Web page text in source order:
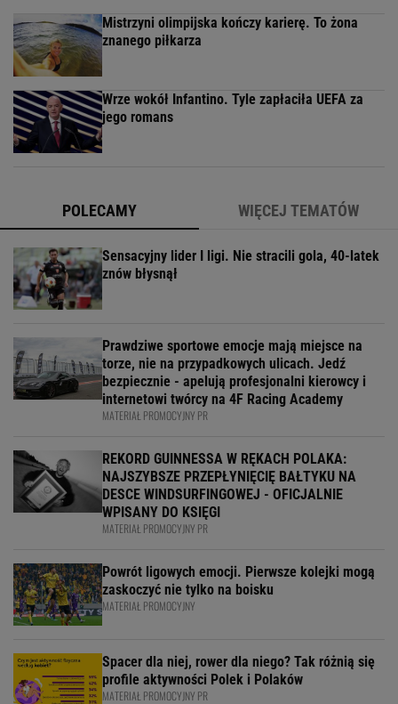
Mistrzyni olimpijska kończy karierę. To żona
znanego piłkarza
Wrze wokół Infantino. Tyle zapłaciła UEFA za
jego romans
POLECAMY WIĘCEJ TEMATÓW
Sensacyjny lider I ligi. Nie stracili gola, 40-latek
znów błysnął
Prawdziwe sportowe emocje mają miejsce na
torze, nie na przypadkowych ulicach. Jedź
bezpiecznie - apelują profesjonalni kierowcy i
internetowi twórcy na 4F Racing Academy
MATERIAŁ PROMOCYJNY PR
REKORD GUINNESSA W RĘKACH POLAKA:
NAJSZYBSZE PRZEPŁYNIĘCIĘ BAŁTYKU NA
DESCE WINDSURFINGOWEJ - OFICJALNIE
WPISANY DO KSIĘGI
MATERIAŁ PROMOCYJNY PR
Powrót ligowych emocji. Pierwsze kolejki mogą
zaskoczyć nie tylko na boisku
MATERIAŁ PROMOCYJNY
Spacer dla niej, rower dla niego? Tak różnią się
profile aktywności Polek i Polaków
MATERIAŁ PROMOCYJNY PR